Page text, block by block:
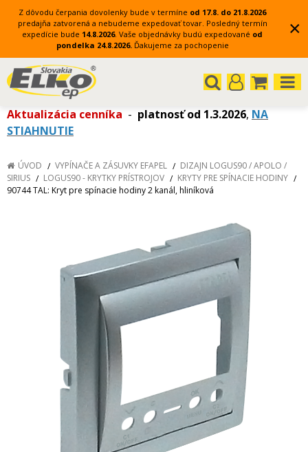
Z dôvodu čerpania dovolenky bude v termíne od 17.8. do 21.8.2026
predajňa zatvorená a nebudeme expedovať tovar. Posledný termín
expedície bude 14.8.2026. Vaše objednávky budú expedované od
pondelka 24.8.2026. Ďakujeme za pochopenie
×
Aktualizácia cenníka - platnosť od 1.3.2026, NA
STIAHNUTIE
ÚVOD VYPÍNAČE A ZÁSUVKY EFAPEL
DIZAJN LOGUS90 / APOLO /
SIRIUS
LOGUS90 - KRYTKY PRÍSTROJOV
KRYTY PRE SPÍNACIE HODINY
90744 TAL: Kryt pre spínacie hodiny 2 kanál, hliníková